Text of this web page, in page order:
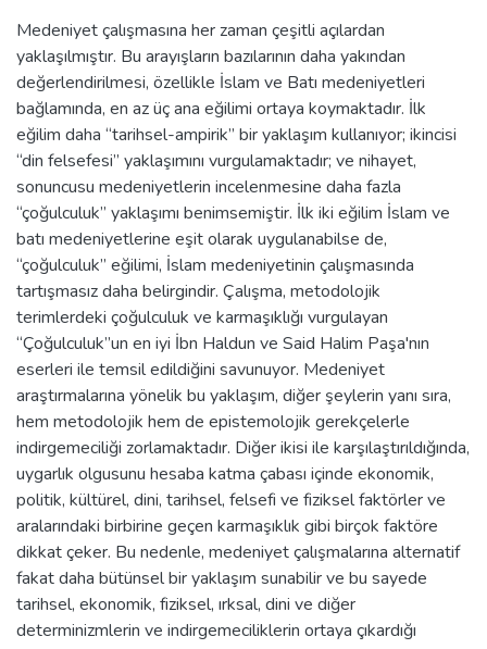
Medeniyet çalışmasına her zaman çeşitli açılardan
yaklaşılmıştır. Bu arayışların bazılarının daha yakından
değerlendirilmesi, özellikle İslam ve Batı medeniyetleri
bağlamında, en az üç ana eğilimi ortaya koymaktadır. İlk
eğilim daha “tarihsel-ampirik” bir yaklaşım kullanıyor; ikincisi
“din felsefesi” yaklaşımını vurgulamaktadır; ve nihayet,
sonuncusu medeniyetlerin incelenmesine daha fazla
“çoğulculuk” yaklaşımı benimsemiştir. İlk iki eğilim İslam ve
batı medeniyetlerine eşit olarak uygulanabilse de,
“çoğulculuk” eğilimi, İslam medeniyetinin çalışmasında
tartışmasız daha belirgindir. Çalışma, metodolojik
terimlerdeki çoğulculuk ve karmaşıklığı vurgulayan
“Çoğulculuk”un en iyi İbn Haldun ve Said Halim Paşa'nın
eserleri ile temsil edildiğini savunuyor. Medeniyet
araştırmalarına yönelik bu yaklaşım, diğer şeylerin yanı sıra,
hem metodolojik hem de epistemolojik gerekçelerle
indirgemeciliği zorlamaktadır. Diğer ikisi ile karşılaştırıldığında,
uygarlık olgusunu hesaba katma çabası içinde ekonomik,
politik, kültürel, dini, tarihsel, felsefi ve fiziksel faktörler ve
aralarındaki birbirine geçen karmaşıklık gibi birçok faktöre
dikkat çeker. Bu nedenle, medeniyet çalışmalarına alternatif
fakat daha bütünsel bir yaklaşım sunabilir ve bu sayede
tarihsel, ekonomik, fiziksel, ırksal, dini ve diğer
determinizmlerin ve indirgemeciliklerin ortaya çıkardığı